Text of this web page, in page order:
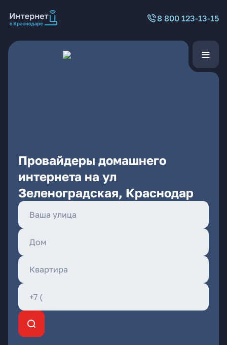
8 800 123-13-15
Провайдеры домашнего
интернета на ул
Зеленоградская, Краснодар